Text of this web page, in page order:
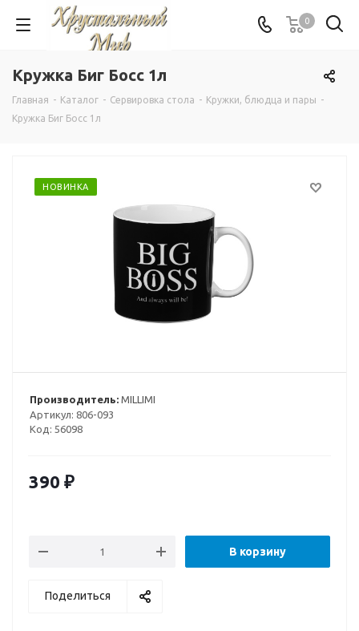
0
Кружка Биг Босс 1л
Главная - Каталог - Сервировка стола - Кружки, блюдца и пары -
Кружка Биг Босс 1л
НОВИНКА
Производитель: MILLIMI
Артикул: 806-093
Код: 56098
390 ₽
В корзину
Поделиться